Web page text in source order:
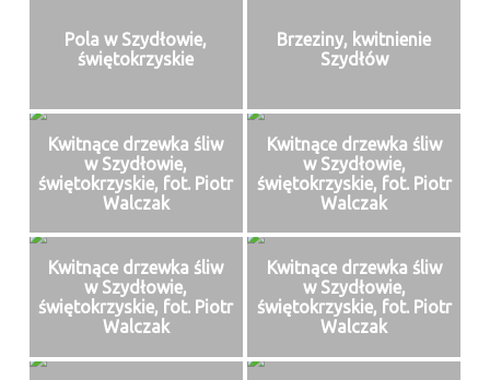
Pola w Szydłowie,
świętokrzyskie
Brzeziny, kwitnienie
Szydłów
Kwitnące drzewka śliw
w Szydłowie,
świętokrzyskie, fot. Piotr
Walczak
Kwitnące drzewka śliw
w Szydłowie,
świętokrzyskie, fot. Piotr
Walczak
Kwitnące drzewka śliw
w Szydłowie,
świętokrzyskie, fot. Piotr
Walczak
Kwitnące drzewka śliw
w Szydłowie,
świętokrzyskie, fot. Piotr
Walczak